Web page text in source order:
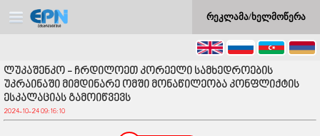
რეკლამა/ხელმოწერა
ლუკაშენკო - ჩრდილოეთ კორეელი სამხედროების
უკრაინაში მიმდინარე ომში მონაწილეობა კონფლიქტის
ესკალაციას გამოიწვევს
2024-10-24 09:16:10